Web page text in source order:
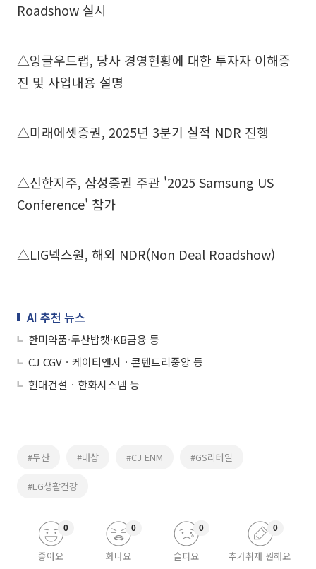
Roadshow 실시
△잉글우드랩, 당사 경영현황에 대한 투자자 이해증
진 및 사업내용 설명
△미래에셋증권, 2025년 3분기 실적 NDR 진행
△신한지주, 삼성증권 주관 '2025 Samsung US
Conference' 참가
△LIG넥스원, 해외 NDR(Non Deal Roadshow)
AI 추천 뉴스
한미약품·두산밥캣·KB금융 등
CJ CGVㆍ케이티앤지ㆍ콘텐트리중앙 등
현대건설ㆍ한화시스템 등
#두산 #대상 #CJ ENM #GS리테일
#LG생활건강
좋아요
0
화나요
0
슬퍼요
0
추가취재 원해요
0